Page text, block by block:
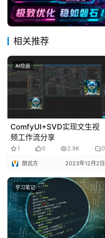
相关推荐
AI绘画
ComfyUI+SVD实现文生视
频工作流分享
1 0 2.9K 0
朋远方 2023年12月2日
学习笔记